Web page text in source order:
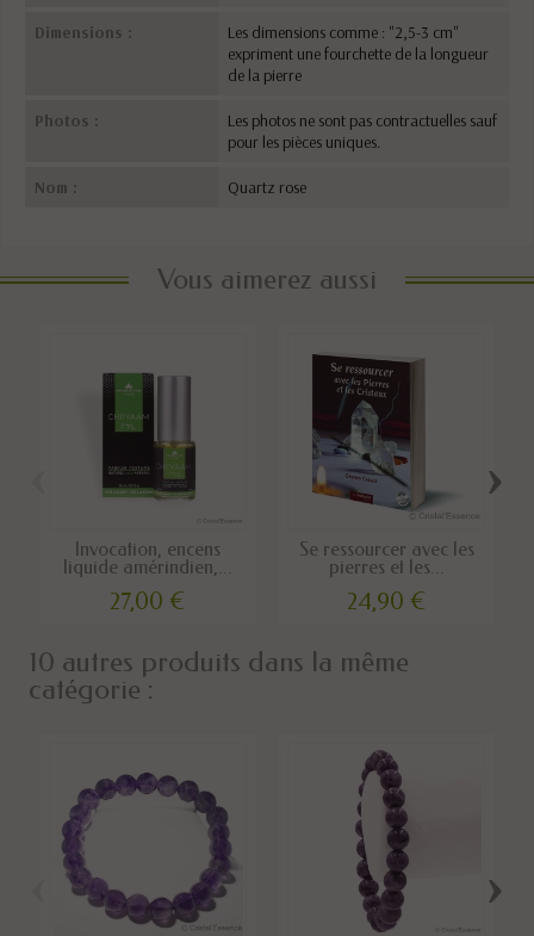
Dimensions :
Les dimensions comme : "2,5-3 cm"
expriment une fourchette de la longueur
de la pierre
Photos :
Les photos ne sont pas contractuelles sauf
pour les pièces uniques.
Nom : Quartz rose
Vous aimerez aussi
Invocation, encens
liquide amérindien,...
27,00 €
Se ressourcer avec les
pierres et les...
24,90 €
›
10 autres produits dans la même
catégorie :
›